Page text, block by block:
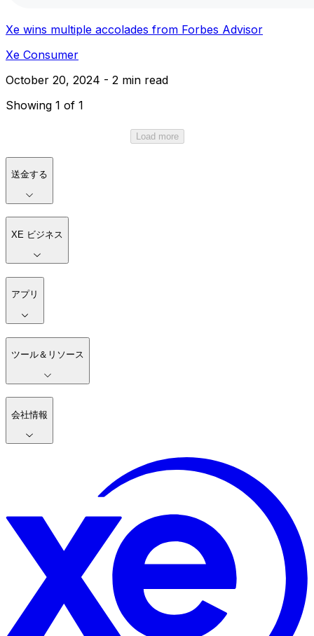
Xe wins multiple accolades from Forbes Advisor
Xe Consumer
October 20, 2024 - 2 min read
Showing 1 of 1
Load more
送金する
XE ビジネス
アプリ
ツール＆リソース
会社情報